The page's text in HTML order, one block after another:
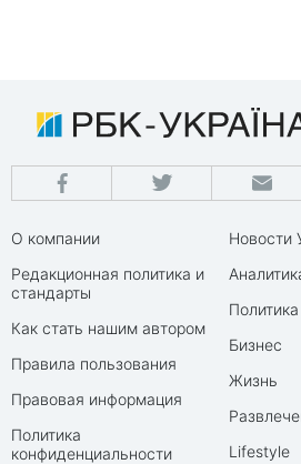
О компании
Редакционная политика и
стандарты
Как стать нашим автором
Правила пользования
Правовая информация
Политика
конфиденциальности
Новости
Политика
Бизнес
Жизнь
Lifestyle